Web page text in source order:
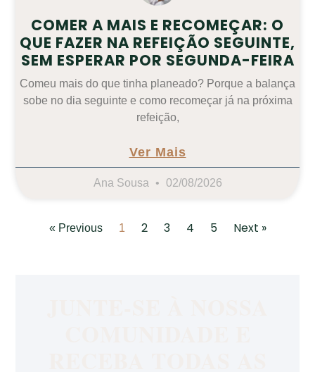
COMER A MAIS E RECOMEÇAR: O
QUE FAZER NA REFEIÇÃO SEGUINTE,
SEM ESPERAR POR SEGUNDA-FEIRA
Comeu mais do que tinha planeado? Porque a balança
sobe no dia seguinte e como recomeçar já na próxima
refeição,
Ver Mais
Ana Sousa 02/08/2026
« Previous 1 2 3 4 5 Next »